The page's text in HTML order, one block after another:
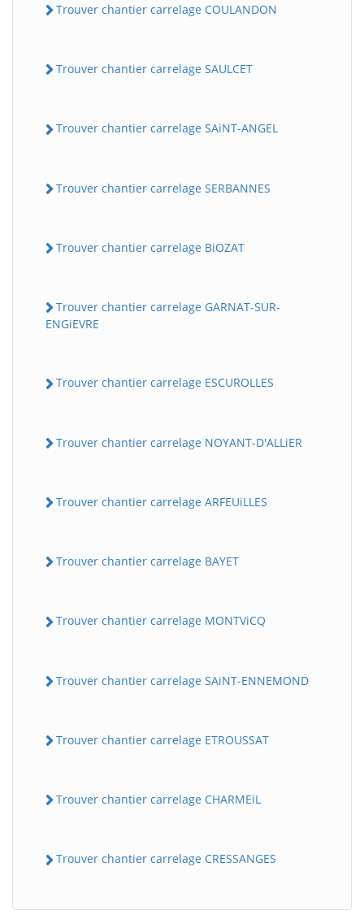
Trouver chantier carrelage COULANDON
Trouver chantier carrelage SAULCET
Trouver chantier carrelage SAiNT-ANGEL
Trouver chantier carrelage SERBANNES
Trouver chantier carrelage BiOZAT
Trouver chantier carrelage GARNAT-SUR-
ENGiEVRE
Trouver chantier carrelage ESCUROLLES
Trouver chantier carrelage NOYANT-D'ALLiER
Trouver chantier carrelage ARFEUiLLES
Trouver chantier carrelage BAYET
Trouver chantier carrelage MONTViCQ
Trouver chantier carrelage SAiNT-ENNEMOND
Trouver chantier carrelage ETROUSSAT
Trouver chantier carrelage CHARMEiL
Trouver chantier carrelage CRESSANGES
BatiWebPro